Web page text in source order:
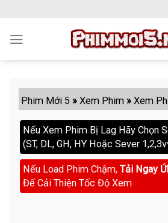
content
Phim Mới 5 »Xem Phim »Xem
Nếu Xem Phim Bị Lag Hãy Chọn
(ST, DL, GH, HY Hoặc Sever
Nếu Load Phim Chậm, Tải Ngay
Để Cải Thiện Tốc Độ Xem